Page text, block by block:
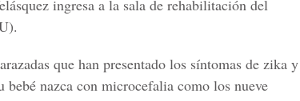
ingresa a la sala de rehabilitación del
.
que han presentado los síntomas de zika y
bebé nazca con microcefalia como los nueve